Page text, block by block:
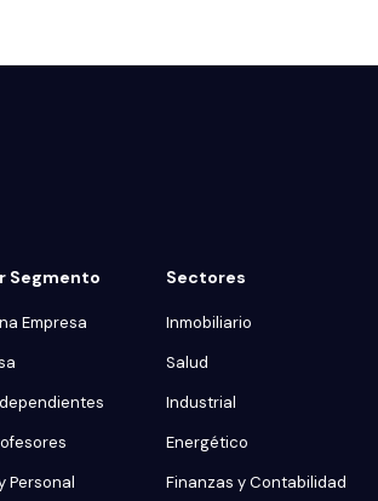
Segmento
Empresa
Personal
Sectores
Inmobiliario
Salud
Industrial
Energético
Finanzas y Contabilidad